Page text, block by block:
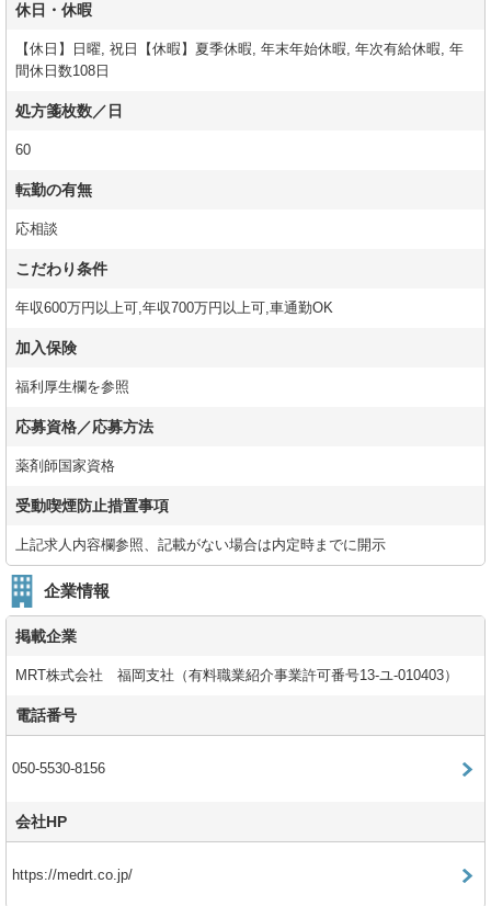
休日・休暇
【休日】日曜, 祝日【休暇】夏季休暇, 年末年始休暇, 年次有給休暇, 年
間休日数108日
処方箋枚数／日
60
転勤の有無
応相談
こだわり条件
年収600万円以上可,年収700万円以上可,車通勤OK
加入保険
福利厚生欄を参照
応募資格／応募方法
薬剤師国家資格
受動喫煙防止措置事項
上記求人内容欄参照、記載がない場合は内定時までに開示
企業情報
掲載企業
MRT株式会社 福岡支社（有料職業紹介事業許可番号13-ユ-010403）
電話番号
050-5530-8156
会社HP
https://medrt.co.jp/